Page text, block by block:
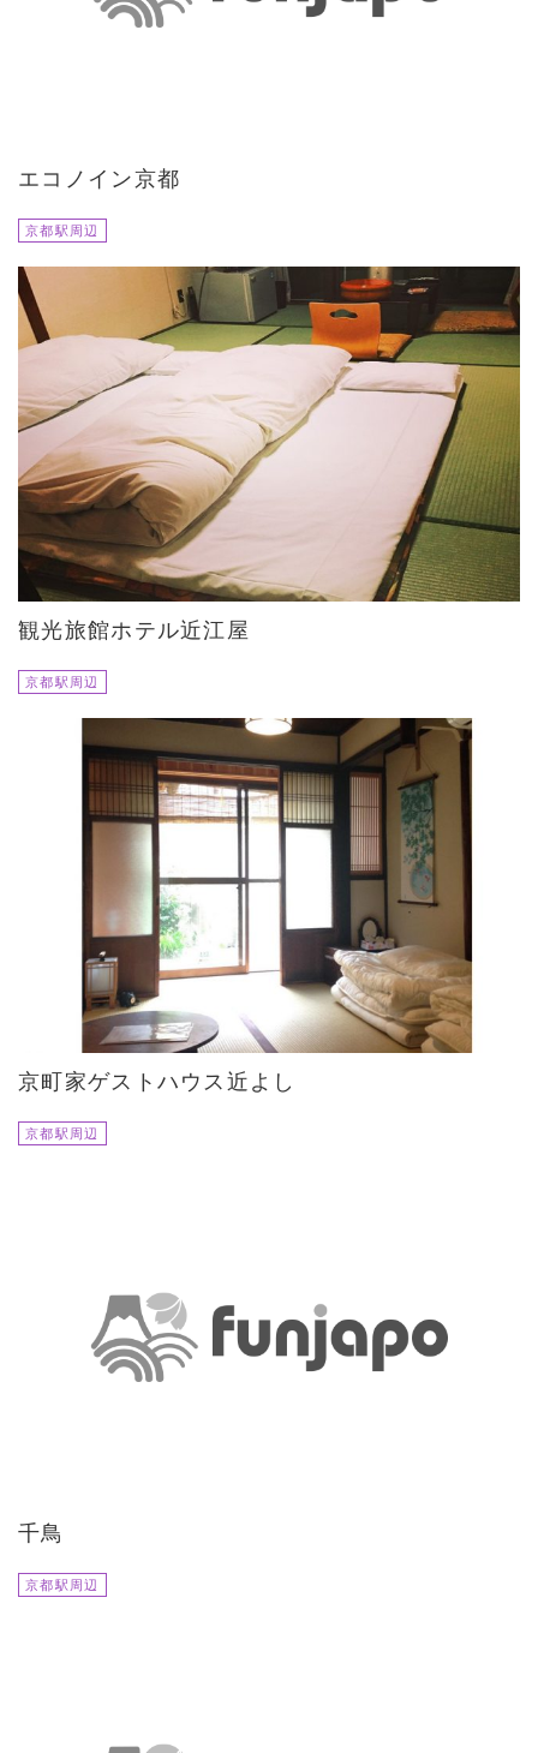
エコノイン京都
京都駅周辺
観光旅館ホテル近江屋
京都駅周辺
京町家ゲストハウス近よし
京都駅周辺
千鳥
京都駅周辺